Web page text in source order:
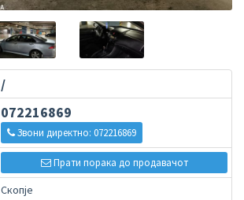
/
072216869
Звони директно: 072216869
Прати порака до продавачот
Скопје